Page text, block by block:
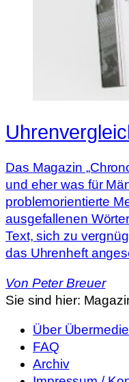
Das Magazin
und eher was für
problemorientierte
ausgefallenen
Text, sich zu
das Uhrenheft
Von Peter Breuer
Sie sind hier:
Über
FAQ
Archiv